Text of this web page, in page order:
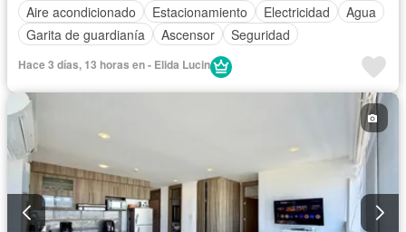
Aire acondicionado
Estacionamiento Electricidad
Agua
Garita de guardianía
Ascensor Seguridad
Hace 3 días, 13 horas en - Elida Lucin